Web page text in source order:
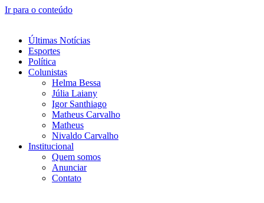
Ir para o conteúdo
Últimas Notícias
Esportes
Política
Colunistas
Helma Bessa
Júlia Laiany
Igor Santhiago
Matheus Carvalho
Matheus
Nivaldo Carvalho
Institucional
Quem somos
Anunciar
Contato